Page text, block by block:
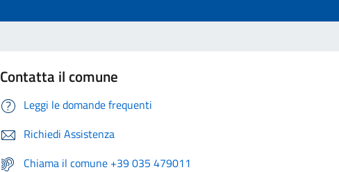
Contatta il comune
Leggi le domande frequenti
Richiedi Assistenza
Chiama il comune +39 035 479011